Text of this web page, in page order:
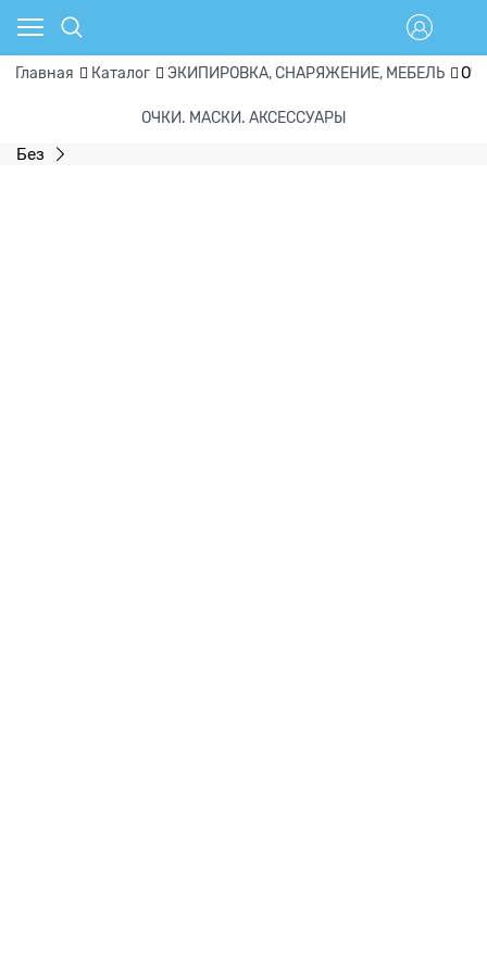
Главная Каталог ЭКИПИРОВКА, СНАРЯЖЕНИЕ, МЕБЕЛЬ
ОЧКИ. МАСКИ. АКСЕССУАРЫ
Без